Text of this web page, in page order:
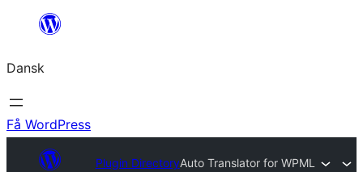
Spring
indhold
Dansk
Få WordPress
Plugin DirectoryAuto Translator for WPML